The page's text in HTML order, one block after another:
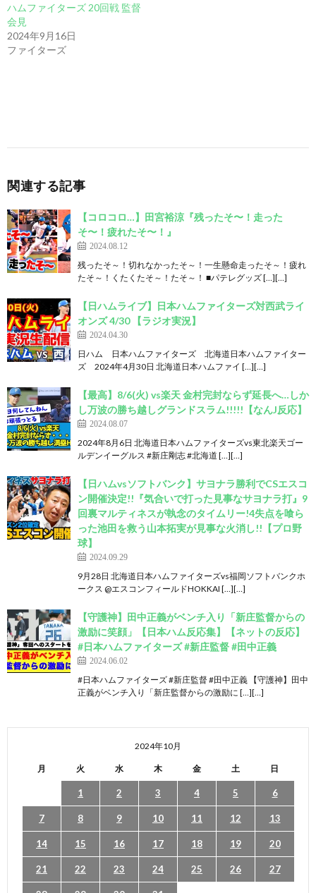
ハムファイターズ 20回戦 監督
会見
2024年9月16日
ファイターズ
関連する記事
【コロコロ…】田宮裕涼『残ったそ〜！走った
そ〜！疲れたそ〜！』
2024.08.12
残ったそ～！切れなかったそ～！一生懸命走ったそ～！疲れ
たそ～！くたくたそ～！たそ～！ ■パテレグッズ […][…]
【日ハムライブ】日本ハムファイターズ対西武ライ
オンズ 4/30 【ラジオ実況】
2024.04.30
日ハム 日本ハムファイターズ 北海道日本ハムファイター
ズ 2024年4月30日 北海道日本ハムファイ […][…]
【最高】8/6(火) vs楽天 金村完封ならず延長へ…しか
し万波の勝ち越しグランドスラム!!!!!【なんJ反応】
2024.08.07
2024年8月6日 北海道日本ハムファイターズvs東北楽天ゴー
ルデンイーグルス #新庄剛志 #北海道 […][…]
【日ハムvsソフトバンク】サヨナラ勝利でCSエスコ
ン開催決定!!『気合いで打った見事なサヨナラ打』9
回裏マルティネスが執念のタイムリー!4失点を喰ら
った池田を救う山本拓実が見事な火消し!!【プロ野
球】
2024.09.29
9月28日 北海道日本ハムファイターズvs福岡ソフトバンクホ
ークス @エスコンフィールドHOKKAI […][…]
【守護神】田中正義がベンチ入り「新庄監督からの
激励に笑顔」【日本ハム反応集】【ネットの反応】
#日本ハムファイターズ #新庄監督 #田中正義
2024.06.02
#日本ハムファイターズ #新庄監督 #田中正義 【守護神】田中
正義がベンチ入り「新庄監督からの激励に […][…]
2024年10月
月 火 水 木 金 土 日
1 2 3 4 5 6
7 8 9 10 11 12 13
14 15 16 17 18 19 20
21 22 23 24 25 26 27